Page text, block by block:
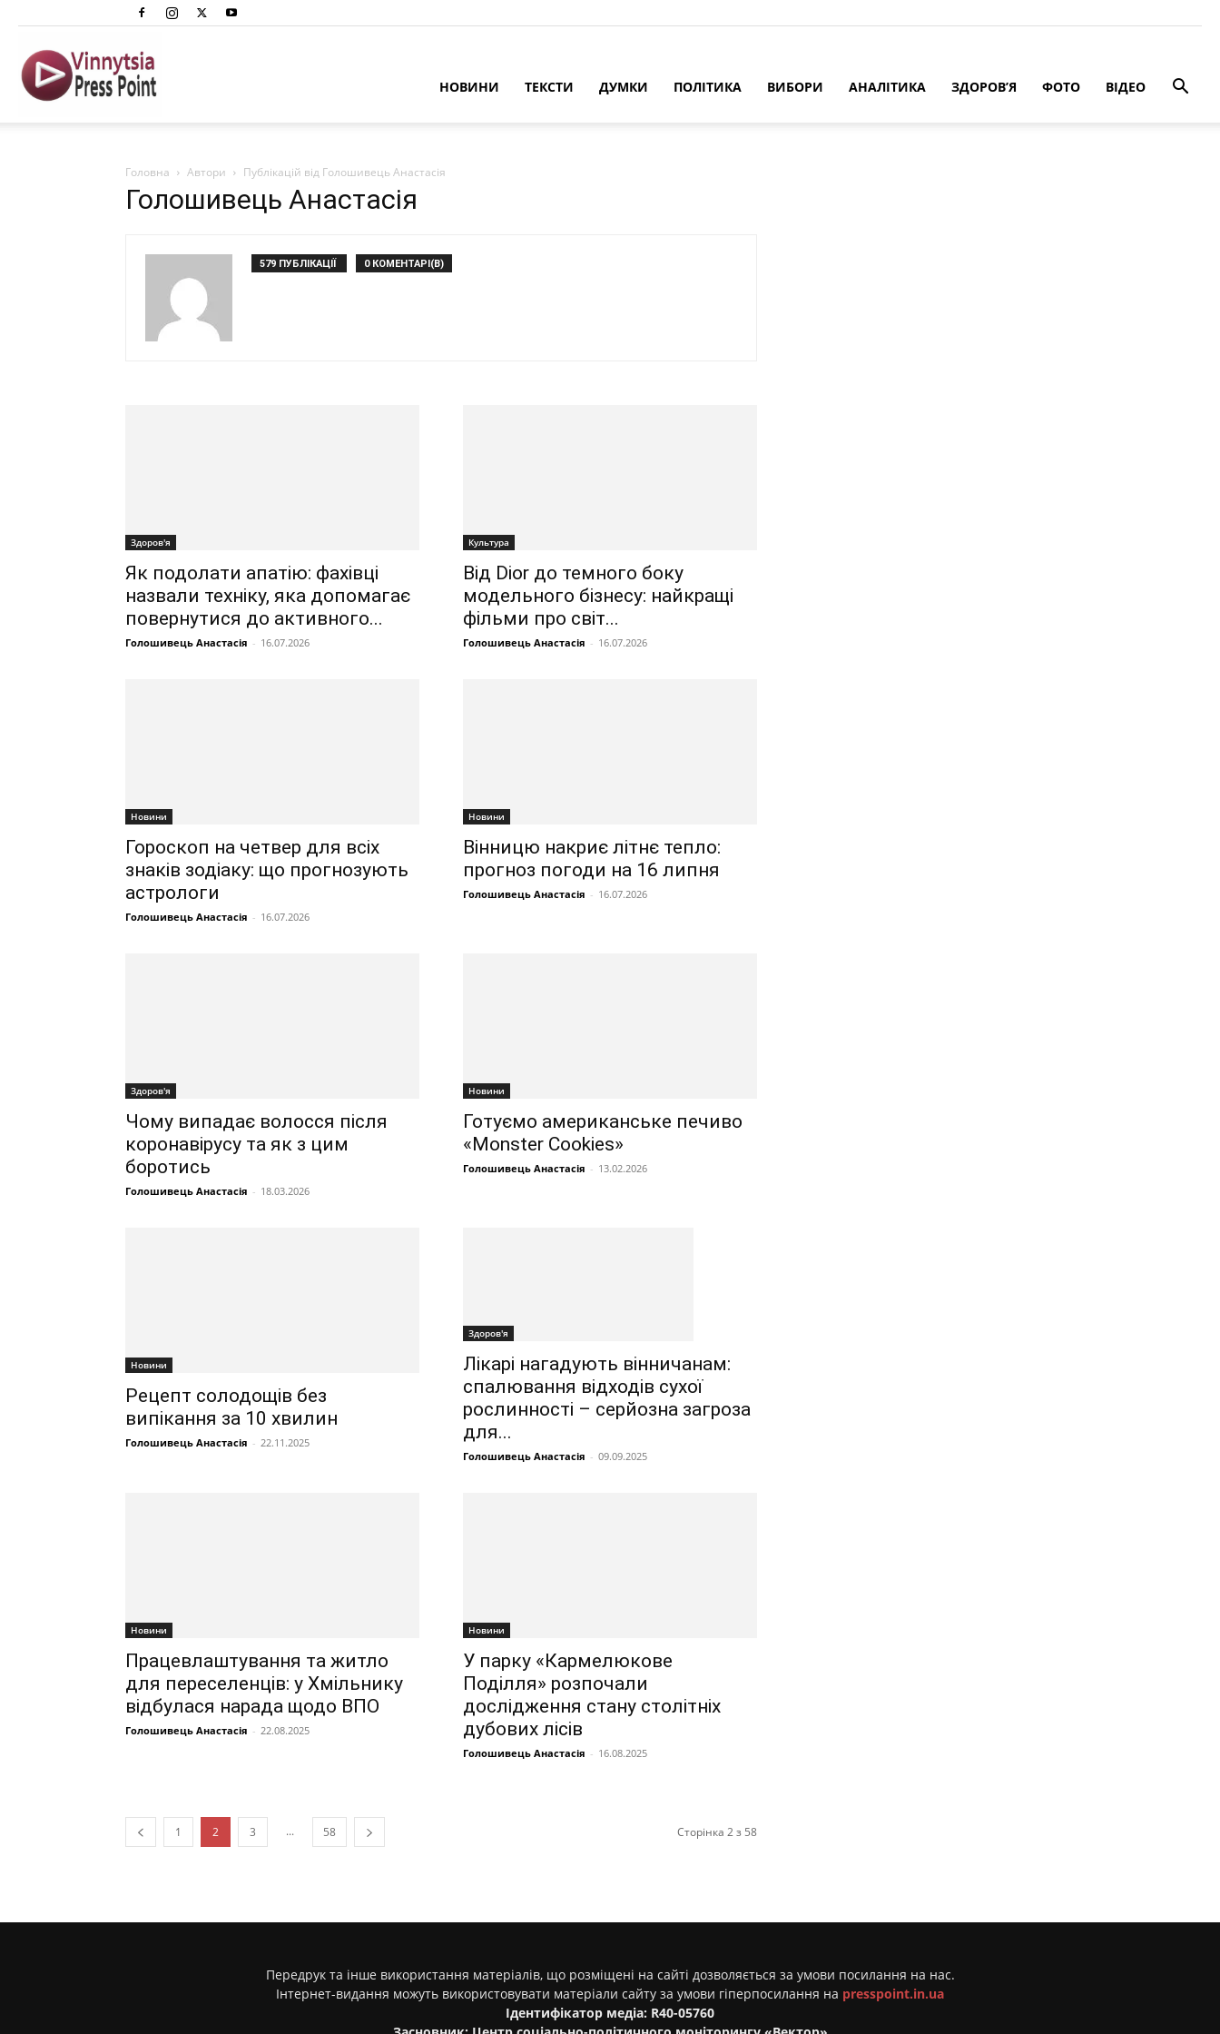
Преспоінт
НОВИНИ ТЕКСТИ ДУМКИ ПОЛІТИКА ВИБОРИ АНАЛІТИКА ЗДОРОВ’Я ФОТО ВІДЕО
Головна Автори Публікацій від Голошивець Анастасія
Голошивець Анастасія
579 ПУБЛІКАЦІЇ 0 КОМЕНТАРІ(В)
Здоров'я
Як подолати апатію: фахівці
назвали техніку, яка допомагає
повернутися до активного...
Голошивець Анастасія - 16.07.2026
Культура
Від Dior до темного боку
модельного бізнесу: найкращі
фільми про світ...
Голошивець Анастасія - 16.07.2026
Новини
Гороскоп на четвер для всіх
знаків зодіаку: що прогнозують
астрологи
Голошивець Анастасія - 16.07.2026
Новини
Вінницю накриє літнє тепло:
прогноз погоди на 16 липня
Голошивець Анастасія - 16.07.2026
Здоров'я
Чому випадає волосся після
коронавірусу та як з цим
боротись
Голошивець Анастасія - 18.03.2026
Новини
Готуємо американське печиво
«Monster Cookies»
Голошивець Анастасія - 13.02.2026
Новини
Рецепт солодощів без
випікання за 10 хвилин
Голошивець Анастасія - 22.11.2025
Здоров'я
Лікарі нагадують вінничанам:
спалювання відходів сухої
рослинності – серйозна загроза
для...
Голошивець Анастасія - 09.09.2025
Новини
Працевлаштування та житло
для переселенців: у Хмільнику
відбулася нарада щодо ВПО
Голошивець Анастасія - 22.08.2025
Новини
У парку «Кармелюкове
Поділля» розпочали
дослідження стану столітніх
дубових лісів
Голошивець Анастасія - 16.08.2025
1 2 3 ... 58 Сторінка 2 з 58
Передрук та інше використання матеріалів, що розміщені на сайті дозволяється за умови посилання на нас.
Інтернет-видання можуть використовувати матеріали сайту за умови гіперпосилання на presspoint.in.ua
Ідентифікатор медіа: R40-05760